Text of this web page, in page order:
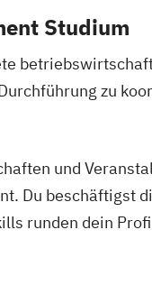
Studium
zu
und
Du beschäftigst
runden dein